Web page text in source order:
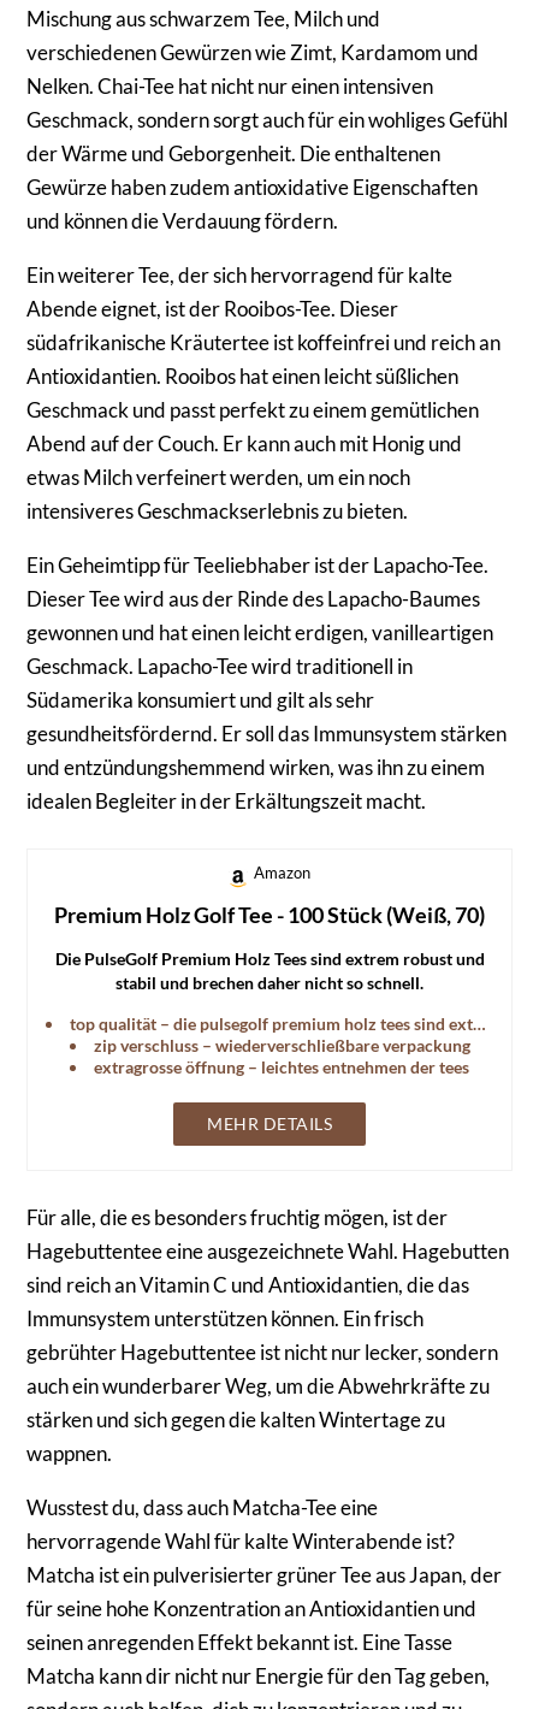
Mischung aus schwarzem Tee, Milch und
verschiedenen Gewürzen wie Zimt, Kardamom und
Nelken. Chai-Tee hat nicht nur einen intensiven
Geschmack, sondern sorgt auch für ein wohliges Gefühl
der Wärme und Geborgenheit. Die enthaltenen
Gewürze haben zudem antioxidative Eigenschaften
und können die Verdauung fördern.
Ein weiterer Tee, der sich hervorragend für kalte
Abende eignet, ist der Rooibos-Tee. Dieser
südafrikanische Kräutertee ist koffeinfrei und reich an
Antioxidantien. Rooibos hat einen leicht süßlichen
Geschmack und passt perfekt zu einem gemütlichen
Abend auf der Couch. Er kann auch mit Honig und
etwas Milch verfeinert werden, um ein noch
intensiveres Geschmackserlebnis zu bieten.
Ein Geheimtipp für Teeliebhaber ist der Lapacho-Tee.
Dieser Tee wird aus der Rinde des Lapacho-Baumes
gewonnen und hat einen leicht erdigen, vanilleartigen
Geschmack. Lapacho-Tee wird traditionell in
Südamerika konsumiert und gilt als sehr
gesundheitsfördernd. Er soll das Immunsystem stärken
und entzündungshemmend wirken, was ihn zu einem
idealen Begleiter in der Erkältungszeit macht.
Amazon
Premium Holz Golf Tee - 100 Stück (Weiß, 70)
Die PulseGolf Premium Holz Tees sind extrem robust und
stabil und brechen daher nicht so schnell.
top qualität – die pulsegolf premium holz tees sind extrem robust
zip verschluss – wiederverschließbare verpackung
extragrosse öffnung – leichtes entnehmen der tees
MEHR DETAILS
Für alle, die es besonders fruchtig mögen, ist der
Hagebuttentee eine ausgezeichnete Wahl. Hagebutten
sind reich an Vitamin C und Antioxidantien, die das
Immunsystem unterstützen können. Ein frisch
gebrühter Hagebuttentee ist nicht nur lecker, sondern
auch ein wunderbarer Weg, um die Abwehrkräfte zu
stärken und sich gegen die kalten Wintertage zu
wappnen.
Wusstest du, dass auch Matcha-Tee eine
hervorragende Wahl für kalte Winterabende ist?
Matcha ist ein pulverisierter grüner Tee aus Japan, der
für seine hohe Konzentration an Antioxidantien und
seinen anregenden Effekt bekannt ist. Eine Tasse
Matcha kann dir nicht nur Energie für den Tag geben,